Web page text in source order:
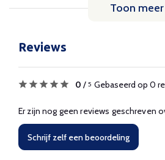
Toon meer
Reviews
0 / 5 Gebaseerd op 0
Er zijn nog geen reviews geschreven
Schrijf zelf een beoordeling